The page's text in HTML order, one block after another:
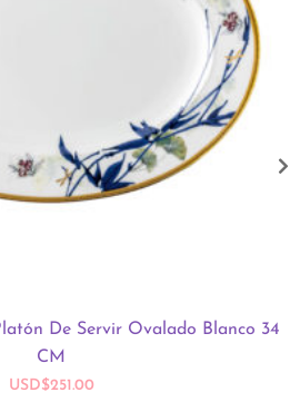
De Servir Ovalado Blanco 34
CM
USD$251.00